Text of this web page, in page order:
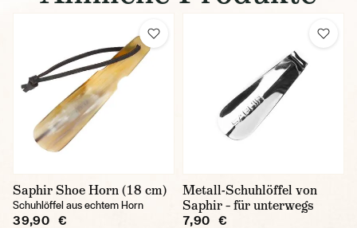
Saphir Shoe Horn (18 cm)
Schuhlöffel aus echtem Horn
39,90 €
Metall-Schuhlöffel von
Saphir – für unterwegs
7,90 €